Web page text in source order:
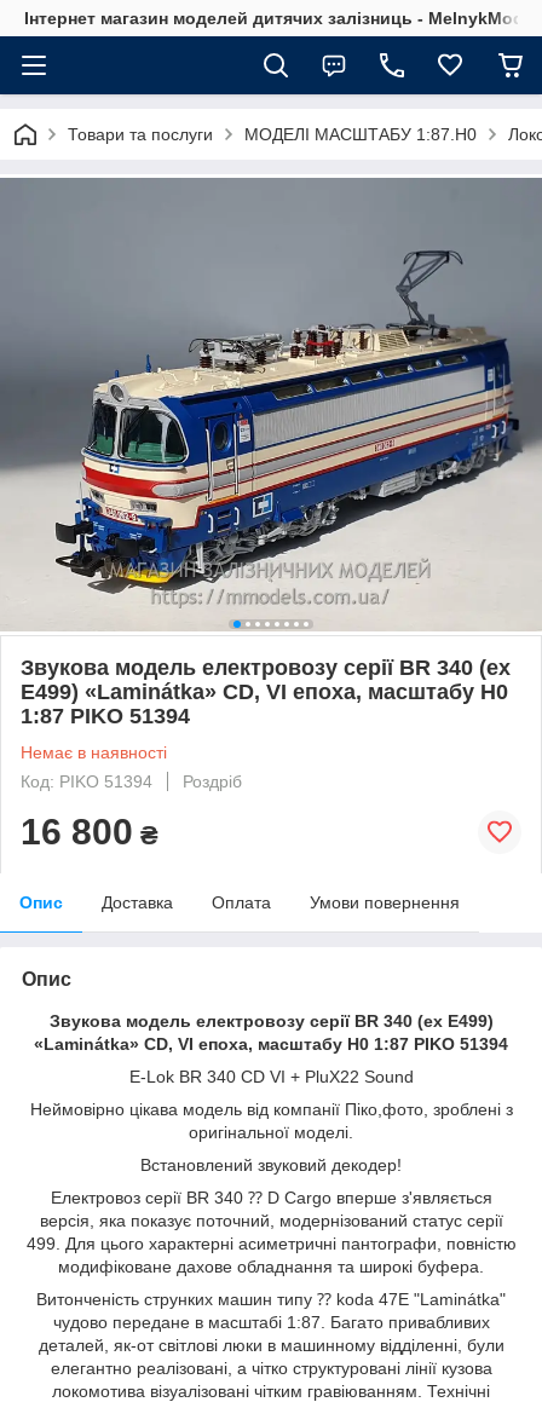
Інтернет магазин моделей дитячих залізниць -
Товари та послуги МОДЕЛІ МАСШТАБУ 1:87.H0
Звукова модель електровозу серії BR 340 (ex
E499) «Laminátka» CD, VI епоха, масштабу H0
1:87 PIKO 51394
Немає в наявності
Код: PIKO 51394
Роздріб
16 800 ₴
Опис Доставка Оплата Умови повернення
Опис
Звукова модель електровозу серії BR 340 (ex E499)
«Laminátka» CD, VI епоха, масштабу H0 1:87 PIKO 51394
E-Lok BR 340 CD VI + PluX22 Sound
Неймовірно цікава модель від компанії Піко,фото, зроблені з
оригінальної моделі.
Встановлений звуковий декодер!
Електровоз серії BR 340 ⁇ D Cargo вперше з'являється
версія, яка показує поточний, модернізований статус серії
499. Для цього характерні асиметричні пантографи, повністю
модифіковане дахове обладнання та широкі буфера.
Витонченість струнких машин типу ⁇ koda 47E "Laminátka"
чудово передане в масштабі 1:87. Багато привабливих
деталей, як-от світлові люки в машинному відділенні, були
елегантно реалізовані, а чітко структуровані лінії кузова
локомотива візуалізовані чітким гравіюванням. Технічні